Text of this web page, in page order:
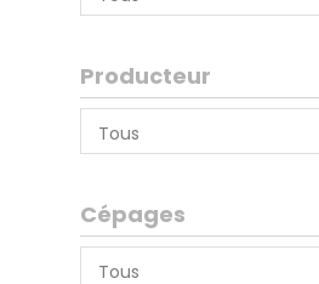
Producteur
Cépages